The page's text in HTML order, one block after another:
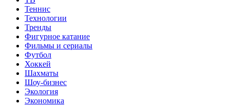
Теннис
Технологии
Тренды
Фигурное катание
Фильмы и сериалы
Футбол
Хоккей
Шахматы
Шоу-бизнес
Экология
Экономика